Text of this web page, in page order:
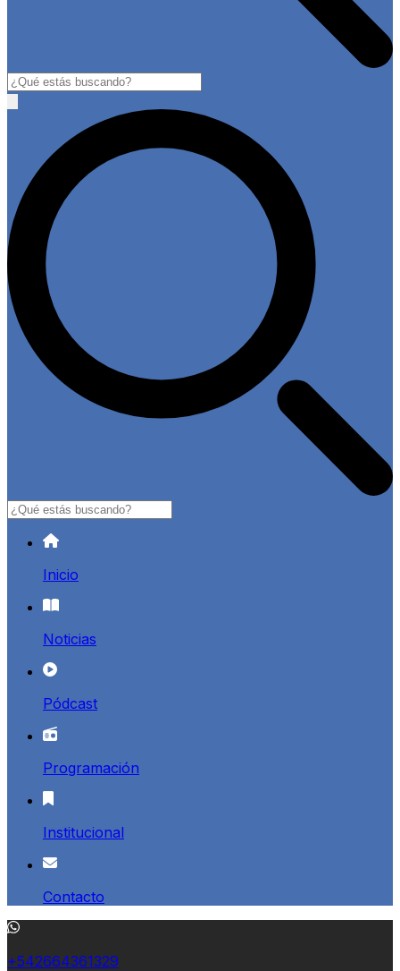
Inicio
Noticias
Pódcast
Programación
Institucional
Contacto
+542664361329